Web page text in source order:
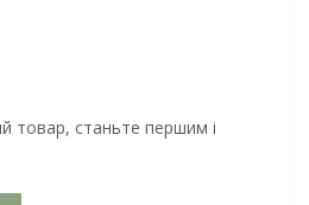
товар, станьте першим і